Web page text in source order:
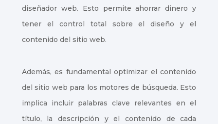
diseñador web. Esto permite ahorrar dinero y
tener el control total sobre el diseño y el
contenido del sitio web.
Además, es fundamental optimizar el contenido
del sitio web para los motores de búsqueda. Esto
implica incluir palabras clave relevantes en el
título, la descripción y el contenido de cada